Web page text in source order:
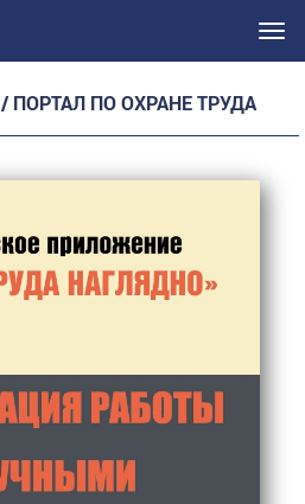
/ ПОРТАЛ ПО ОХРАНЕ ТРУДА